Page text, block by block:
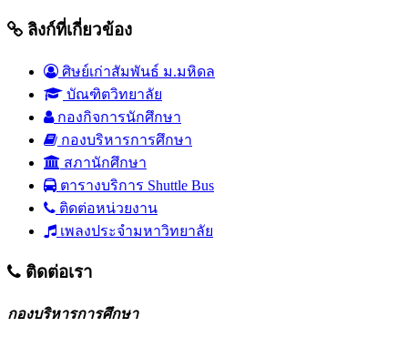
ลิงก์ที่เกี่ยวข้อง
ศิษย์เก่าสัมพันธ์ ม.มหิดล
บัณฑิตวิทยาลัย
กองกิจการนักศึกษา
กองบริหารการศึกษา
สภานักศึกษา
ตารางบริการ Shuttle Bus
ติดต่อหน่วยงาน
เพลงประจำมหาวิทยาลัย
ติดต่อเรา
กองบริหารการศึกษา